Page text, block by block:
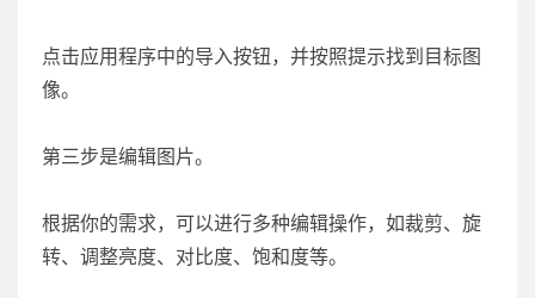
点击应用程序中的导入按钮，并按照提示找到目标图
像。
第三步是编辑图片。
根据你的需求，可以进行多种编辑操作，如裁剪、旋
转、调整亮度、对比度、饱和度等。